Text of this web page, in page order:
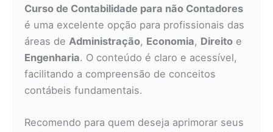
Curso de Contabilidade para não Contadores
é uma excelente opção para profissionais das
áreas de Administração, Economia, Direito e
Engenharia. O conteúdo é claro e acessível,
facilitando a compreensão de conceitos
contábeis fundamentais.
Recomendo para quem deseja aprimorar seus